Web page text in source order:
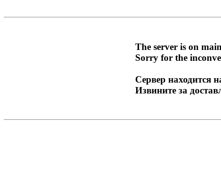
The server is on
Sorry for the
Сервер находится
Извините за